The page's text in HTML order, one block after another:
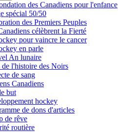
des Canadiens pour l'enfance
spécial 50/50
des Premiers Peuples
célèbrent la Fierté
pour vaincre le cancer
en parle
An lunaire
l'histoire des Noirs
de sang
Canadiens
but
hockey
de dons d'articles
de rêve
routière